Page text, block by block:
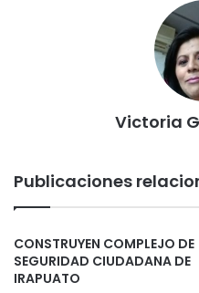
Victoria
Publicaciones
CONSTRUYEN COMPLEJO DE
SEGURIDAD CIUDADANA DE
IRAPUATO